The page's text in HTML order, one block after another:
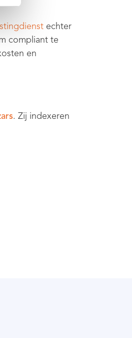
echter
compliant te
en
. Zij indexeren